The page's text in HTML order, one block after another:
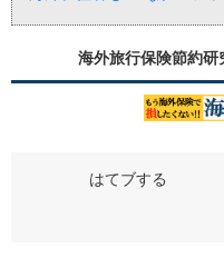
海外旅行保険節約研